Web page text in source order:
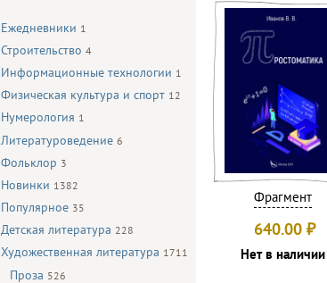
Ежедневники 1
Строительство 4
Информационные технологии 1
Физическая культура и спорт 12
Нумерология 1
Литературоведение 6
Фольклор 3
Новинки 1382
Популярное 35
Детская литература 228
Художественная литература 1711
Проза 526
Фрагмент
640.00 ₽
Нет в наличии